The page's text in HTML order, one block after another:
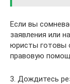
Если вы
заявления или
юристы готовы
правовую
3. Дождитесь